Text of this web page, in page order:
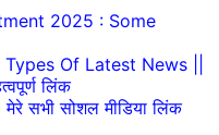
2025 : Some
Of Latest News ||
लिंक
सभी सोशल मीडिया लिंक